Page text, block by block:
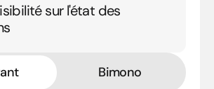
sur l'état des
Bimono